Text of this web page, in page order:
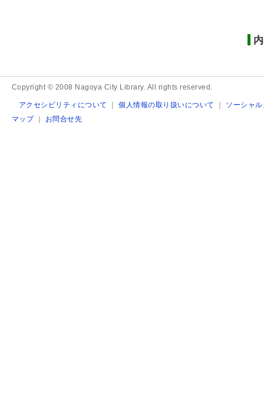
Copyright © 2008 Nagoya City Library. All rights reserved.
アクセシビリティについて ｜個人情報の取り扱いについて ｜ ソーシャ
マップ｜ お問合せ先